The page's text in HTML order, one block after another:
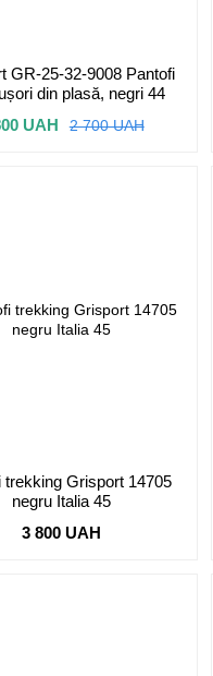
GR-25-32-9008 Pantofi
din plasă, negri 44
2 700 UAH
UAH
trekking Grisport 14705
negru Italia 45
3 800 UAH